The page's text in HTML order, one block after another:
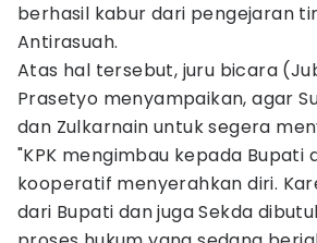
berhasil kabur dari pengejaran
Antirasuah.
Atas hal tersebut, juru bicara
Prasetyo menyampaikan, agar
dan Zulkarnain untuk segera
"KPK mengimbau kepada Bupati
kooperatif menyerahkan diri.
dari Bupati dan juga Sekda